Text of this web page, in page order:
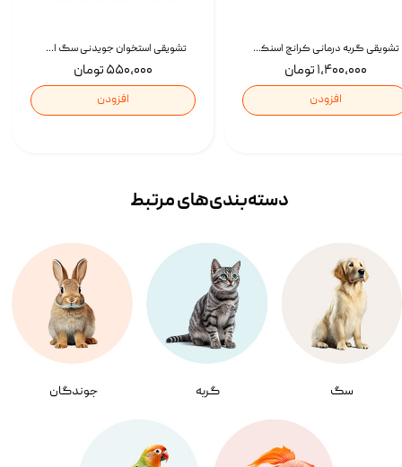
تشویقی استخوان جویدنی سگ اسنکی کرانچی با طعم مرغ Snacky Crunchy Munchy وزن 100 گرم
۵۵۰,۰۰۰ تومان
افزودن
تشویقی گربه درمانی کرانچ اسنکی با طعم میکس Snacky Crunch Cat Treats وزن 60 گرم بسته 4 عددی
۱,۴۰۰,۰۰۰ تومان
افزودن
سگ گربه جوندگان
دسته‌بندی‌‌های مرتبط